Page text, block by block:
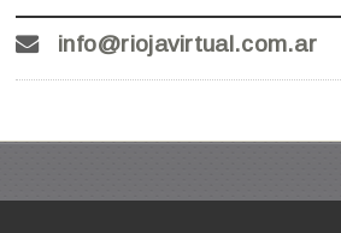
info@riojavirtual.com.ar